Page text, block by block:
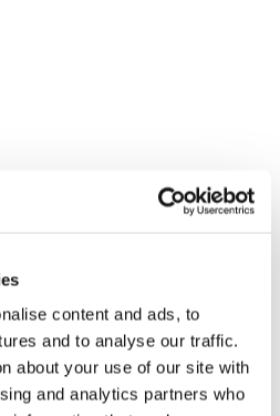
content and ads, to
and to analyse our traffic.
about your use of our site with
and analytics partners who